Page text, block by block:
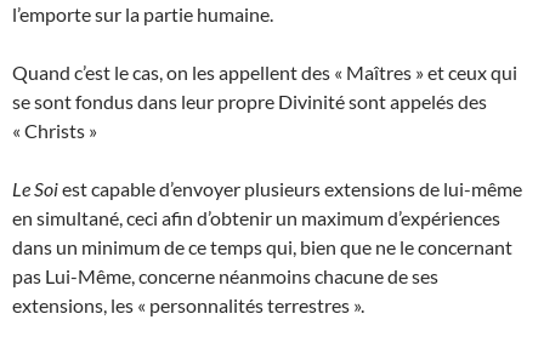
l’emporte sur la partie humaine.
Quand c’est le cas, on les appellent des « Maîtres » et ceux qui
se sont fondus dans leur propre Divinité sont appelés des
« Christs »
Le Soiest capable d’envoyer plusieurs extensions de lui-même
en simultané, ceci afin d’obtenir un maximum d’expériences
dans un minimum de ce temps qui, bien que ne le concernant
pas Lui-Même, concerne néanmoins chacune de ses
extensions, les « personnalités terrestres ».